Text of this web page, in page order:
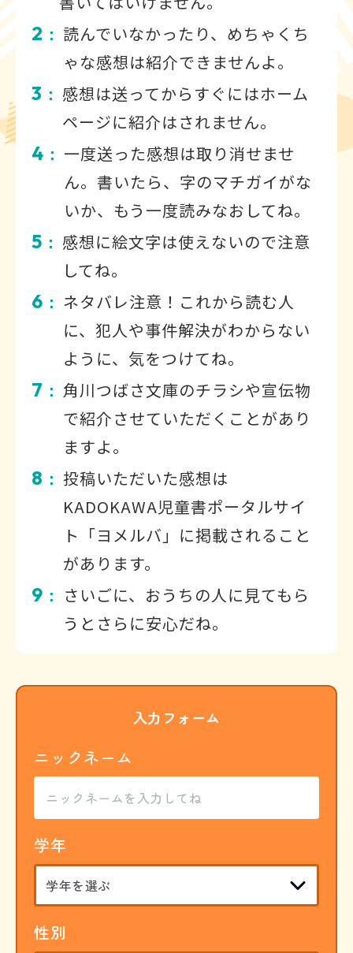
2 ： 読んでいなかったり、めちゃくち
ゃな感想は紹介できませんよ。
3 ： 感想は送ってからすぐにはホーム
ページに紹介はされません。
4 ： 一度送った感想は取り消せませ
ん。書いたら、字のマチガイがな
いか、もう一度読みなおしてね。
5 ： 感想に絵文字は使えないので注意
してね。
6 ： ネタバレ注意！これから読む人
に、犯人や事件解決がわからない
ように、気をつけてね。
7 ： 角川つばさ文庫のチラシや宣伝物
で紹介させていただくことがあり
ますよ。
8 ： 投稿いただいた感想は
KADOKAWA児童書ポータルサイ
ト「ヨメルバ」に掲載されること
があります。
9 ：
さいごに、おうちの人に見てもら
うとさらに安心だね。
入力フォーム
ニックネーム
学年
性別